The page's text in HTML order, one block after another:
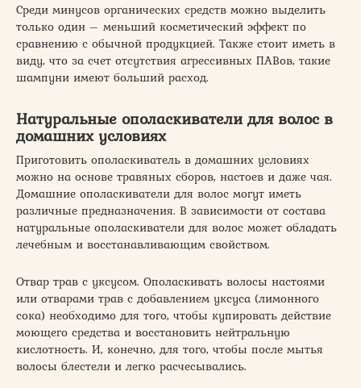
Среди минусов органических средств можно выделить
только один – меньший косметический эффект по
сравнению с обычной продукцией. Также стоит иметь в
виду, что за счет отсутствия агрессивных ПАВов, такие
шампуни имеют больший расход.
Натуральные ополаскиватели для волос в
домашних условиях
Приготовить ополаскиватель в домашних условиях
можно на основе травяных сборов, настоев и даже чая.
Домашние ополаскиватели для волос могут иметь
различные предназначения. В зависимости от состава
натуральные ополаскиватели для волос может обладать
лечебным и восстанавливающим свойством.
Отвар трав с уксусом. Ополаскивать волосы настоями
или отварами трав с добавлением уксуса (лимонного
сока) необходимо для того, чтобы купировать действие
моющего средства и восстановить нейтральную
кислотность. И, конечно, для того, чтобы после мытья
волосы блестели и легко расчесывались.